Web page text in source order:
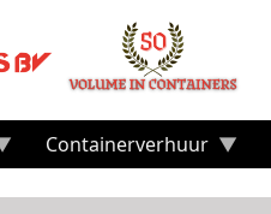
Containerverhuur